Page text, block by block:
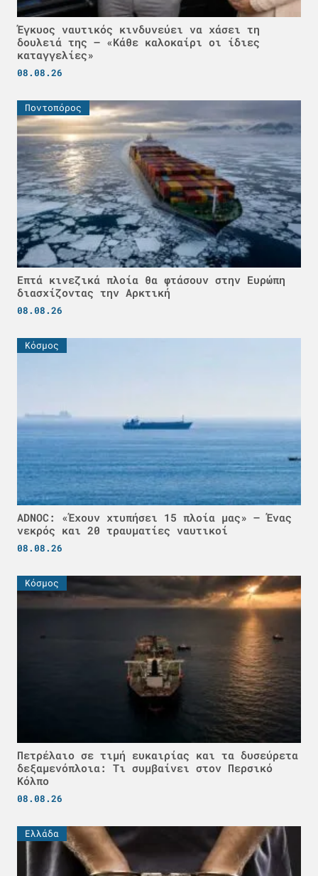
Έγκυος ναυτικός κινδυνεύει να χάσει τη
δουλειά της – «Κάθε καλοκαίρι οι ίδιες
καταγγελίες»
08.08.26
Ποντοπόρος
Επτά κινεζικά πλοία θα φτάσουν στην Ευρώπη
διασχίζοντας την Αρκτική
08.08.26
Κόσμος
ADNOC: «Έχουν χτυπήσει 15 πλοία μας» – Ένας
νεκρός και 20 τραυματίες ναυτικοί
08.08.26
Κόσμος
Πετρέλαιο σε τιμή ευκαιρίας και τα δυσεύρετα
δεξαμενόπλοια: Τι συμβαίνει στον Περσικό
Κόλπο
08.08.26
Ελλάδα